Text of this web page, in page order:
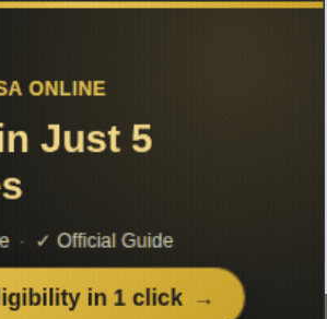
не терять с нами связь,
на наш
духов: Лисьи свахи -
10 февраля 2021 | Серии: [15 из 15]
Huyao Xiao Hongniang: Qian